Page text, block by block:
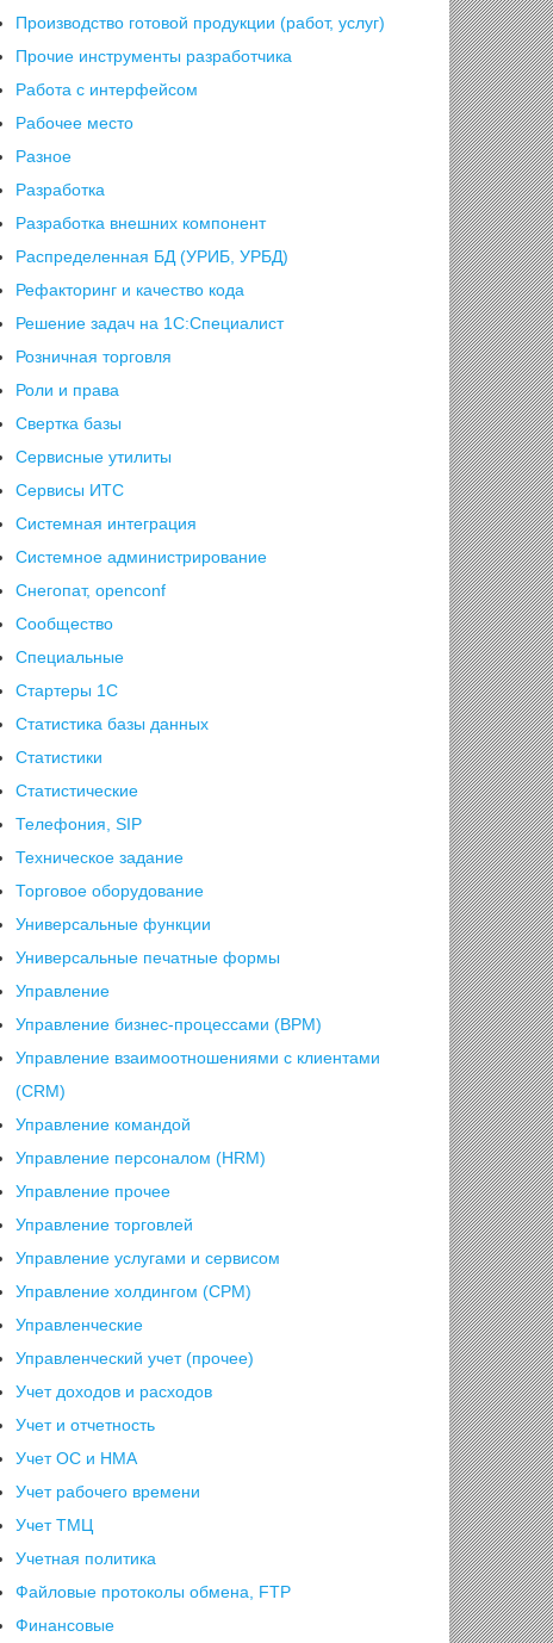
Производство готовой продукции (работ, услуг)
Прочие инструменты разработчика
Работа с интерфейсом
Рабочее место
Разное
Разработка
Разработка внешних компонент
Распределенная БД (УРИБ, УРБД)
Рефакторинг и качество кода
Решение задач на 1С:Специалист
Розничная торговля
Роли и права
Свертка базы
Сервисные утилиты
Сервисы ИТС
Системная интеграция
Системное администрирование
Снегопат, openconf
Сообщество
Специальные
Стартеры 1С
Статистика базы данных
Статистики
Статистические
Телефония, SIP
Техническое задание
Торговое оборудование
Универсальные функции
Универсальные печатные формы
Управление
Управление бизнес-процессами (BPM)
Управление взаимоотношениями с клиентами
(СRM)
Управление командой
Управление персоналом (HRM)
Управление прочее
Управление торговлей
Управление услугами и сервисом
Управление холдингом (CPM)
Управленческие
Управленческий учет (прочее)
Учет доходов и расходов
Учет и отчетность
Учет ОС и НМА
Учет рабочего времени
Учет ТМЦ
Учетная политика
Файловые протоколы обмена, FTP
Финансовые